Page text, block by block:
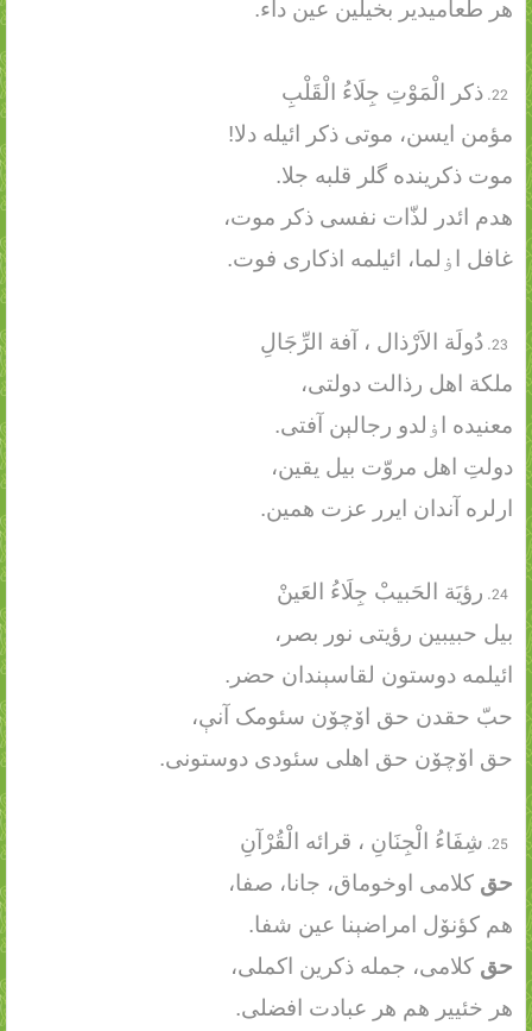
هر طعامیدیر بخیلین عین داء.
ذکر الْمَوْتِ جِلَاءُ الْقَلْبِ
مؤمن ایسن، موتی ذکر ائیله دلا!
موت ذکرینده گلر قلبه جلا.
هدم ائدر لذّات نفسی ذکر موت،
غافل اۏلما، ائیلمه اذکاری فوت.
دُولَة الاَرْذال ، آفة الرِّجَالِ
ملکة اهل رذالت دولتی،
معنیده اۏلدو رجالېن آفتی.
دولتِ اهل مروّت بیل یقین،
ارلره آندان ایرر عزت همین.
رؤیَة الحَبیبْ جِلَاءُ العَینْ
بیل حبیبین رؤیتی نور بصر،
ائیلمه دوستون لقاسېندان حضر.
حبّ حقدن حق اۆچۆن سئومک آنې،
حق اۆچۆن حق اهلی سئودی دوستونی.
شِفَاءُ الْجِنَانِ ، قرائه الْقُرْآنِ
حق کلامی اوخوماق، جانا، صفا،
هم کؤنۆل امراضېنا عین شفا.
حق کلامی، جمله ذکرین اکملی،
هر خئییر هم هر عبادت افضلی.